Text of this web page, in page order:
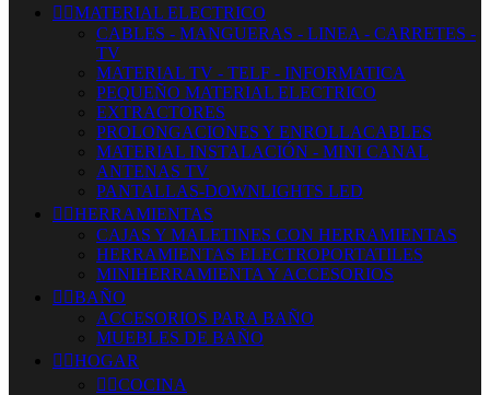
 MATERIAL ELECTRICO
CABLES - MANGUERAS - LINEA - CARRETES -
TV
MATERIAL TV - TELF - INFORMATICA
PEQUEÑO MATERIAL ELECTRICO
EXTRACTORES
PROLONGACIONES Y ENROLLACABLES
MATERIAL INSTALACIÓN - MINI CANAL
ANTENAS TV
PANTALLAS-DOWNLIGHTS LED
 HERRAMIENTAS
CAJAS Y MALETINES CON HERRAMIENTAS
HERRAMIENTAS ELECTROPORTATILES
MINIHERRAMIENTA Y ACCESORIOS
 BAÑO
ACCESORIOS PARA BAÑO
MUEBLES DE BAÑO
 HOGAR
 COCINA